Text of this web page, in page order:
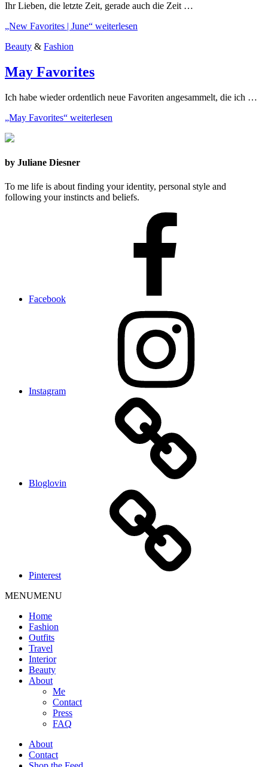
Ihr Lieben, die letzte Zeit, gerade auch die Zeit …
„New Favorites | June“ weiterlesen
Beauty & Fashion
May Favorites
Ich habe wieder ordentlich neue Favoriten angesammelt, die ich …
„May Favorites“ weiterlesen
by Juliane Diesner
To me life is about finding your identity, personal style and
following your instincts and beliefs.
Facebook
Instagram
Bloglovin
Pinterest
MENUMENU
Home
Fashion
Outfits
Travel
Interior
Beauty
About
Me
Contact
Press
FAQ
About
Contact